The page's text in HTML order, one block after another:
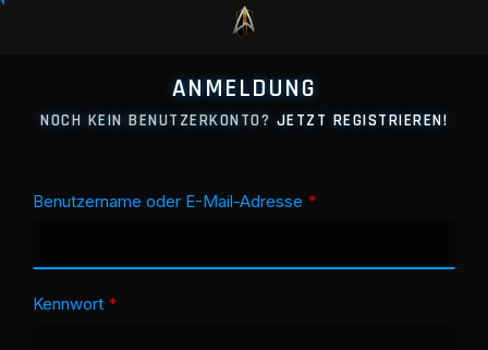
ANMELDUNG
NOCH KEIN BENUTZERKONTO? JETZT REGISTRIEREN!
Benutzername oder E-Mail-Adresse *
Kennwort *